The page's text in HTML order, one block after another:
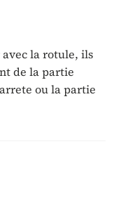
avec la rotule, ils
de la partie
ou la partie